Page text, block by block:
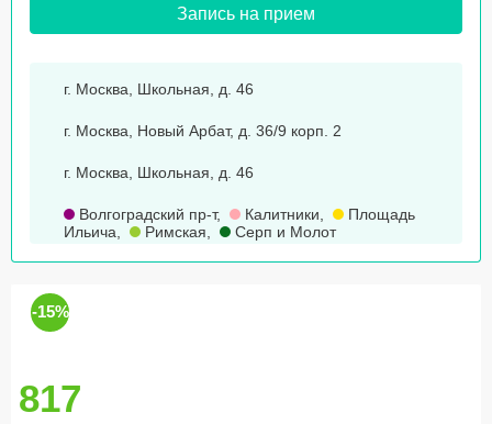
Запись на прием
г. Москва, Школьная, д. 46
г. Москва, Новый Арбат, д. 36/9 корп. 2
г. Москва, Школьная, д. 46
Волгоградский пр-т, Калитники,
Площадь
Ильича, Римская, Серп и Молот
-15%
817